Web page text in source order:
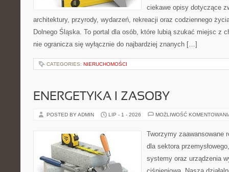
ciekawe opisy dotyczące
architektury, przyrody, wydarzeń, rekreacji oraz codziennego
Dolnego Śląska. To portal dla osób, które lubią szukać miejsc z
nie ogranicza się wyłącznie do najbardziej znanych […]
CATEGORIES: NIERUCHOMOŚCI
ENERGETYKA I ZASOBY
POSTED BY ADMIN LIP - 1 - 2026 MOŻLIWOŚĆ
Tworzymy zaawansowane
dla sektora
systemy oraz urządzenia